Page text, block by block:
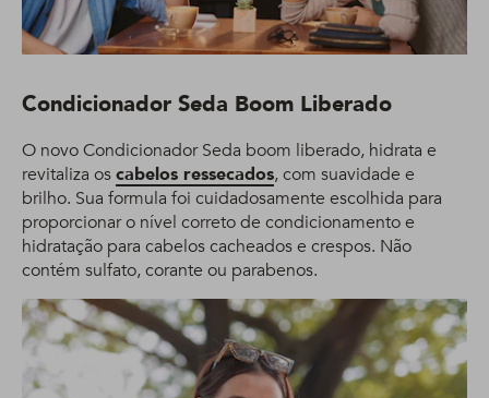
Condicionador Seda Boom Liberado
O novo Condicionador Seda boom liberado, hidrata e
revitaliza oscabelos ressecados, com suavidade e
brilho. Sua formula foi cuidadosamente escolhida para
proporcionar o nível correto de condicionamento e
hidratação para cabelos cacheados e crespos. Não
contém sulfato, corante ou parabenos.